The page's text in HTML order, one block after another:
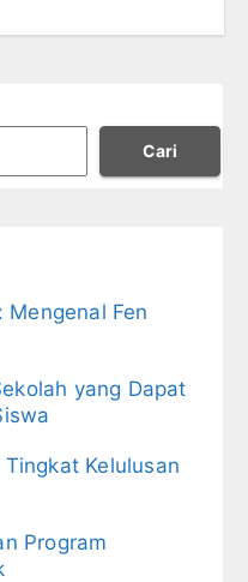
Cari
Mengenal Fen
yang Dapat
Kelulusan
Program